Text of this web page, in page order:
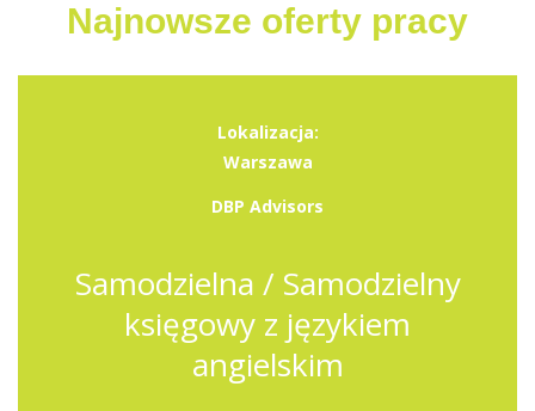
Najnowsze oferty pracy
Lokalizacja:
Warszawa
DBP Advisors
Samodzielna / Samodzielny
księgowy z językiem
angielskim